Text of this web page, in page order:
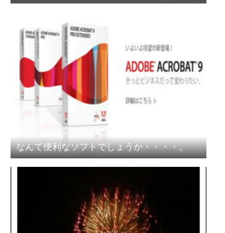
なんて便利なソフトでしょうか・・・・。